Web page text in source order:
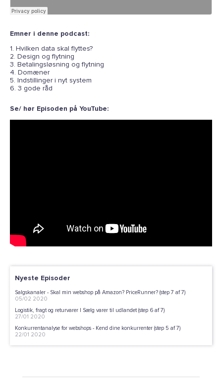
Emner i denne podcast:
1. Hvilken data skal flyttes?
2. Design og flytning
3. Betalingsløsning og flytning
4. Domæner
5. Indstillinger i nyt system
6. 3 gode råd
Se/ hør Episoden på YouTube:
Nyeste Episoder
Salgskanaler - Skal min webshop på Amazon? PriceRunner? (step 7 af 7)
05/02 2020
Logistik, fragt og returvarer | Sælg varer til udlandet (step 6 af 7)
27/01 2020
Konkurrentanalyse for webshops - Kend dine konkurrenter (step 5 af 7)
22/01 2020